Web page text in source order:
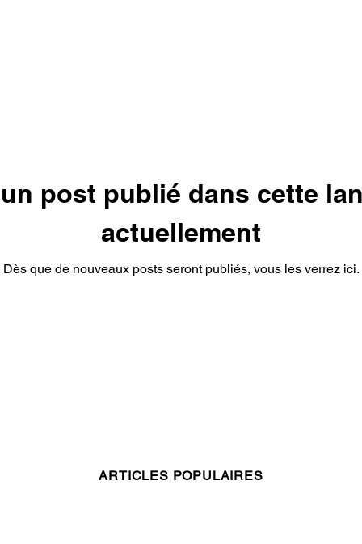
post publié dans cette
actuellement
Dès que de nouveaux posts seront publiés, vous les verrez ici.
ARTICLES POPULAIRES